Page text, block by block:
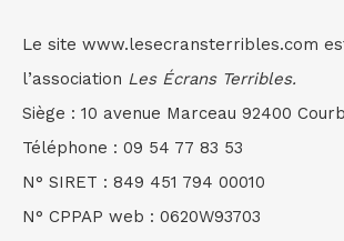
Le site www.lesecransterribles.com
l’association Les Écrans Terribles.
Siège : 10 avenue Marceau 92400
Téléphone : 09 54 77 83 53
N° SIRET : 849 451 794 00010
N° CPPAP web : 0620W93703